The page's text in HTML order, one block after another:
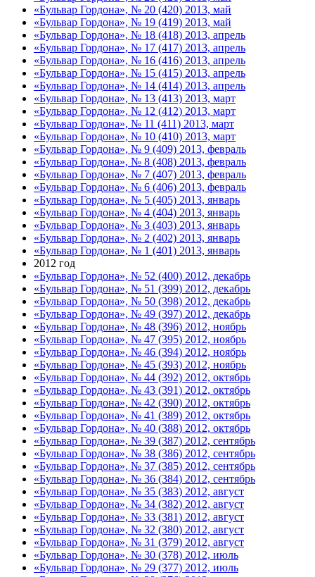
«Бульвар Гордона», № 20 (420) 2013, май
«Бульвар Гордона», № 19 (419) 2013, май
«Бульвар Гордона», № 18 (418) 2013, апрель
«Бульвар Гордона», № 17 (417) 2013, апрель
«Бульвар Гордона», № 16 (416) 2013, апрель
«Бульвар Гордона», № 15 (415) 2013, апрель
«Бульвар Гордона», № 14 (414) 2013, апрель
«Бульвар Гордона», № 13 (413) 2013, март
«Бульвар Гордона», № 12 (412) 2013, март
«Бульвар Гордона», № 11 (411) 2013, март
«Бульвар Гордона», № 10 (410) 2013, март
«Бульвар Гордона», № 9 (409) 2013, февраль
«Бульвар Гордона», № 8 (408) 2013, февраль
«Бульвар Гордона», № 7 (407) 2013, февраль
«Бульвар Гордона», № 6 (406) 2013, февраль
«Бульвар Гордона», № 5 (405) 2013, январь
«Бульвар Гордона», № 4 (404) 2013, январь
«Бульвар Гордона», № 3 (403) 2013, январь
«Бульвар Гордона», № 2 (402) 2013, январь
«Бульвар Гордона», № 1 (401) 2013, январь
2012 год
«Бульвар Гордона», № 52 (400) 2012, декабрь
«Бульвар Гордона», № 51 (399) 2012, декабрь
«Бульвар Гордона», № 50 (398) 2012, декабрь
«Бульвар Гордона», № 49 (397) 2012, декабрь
«Бульвар Гордона», № 48 (396) 2012, ноябрь
«Бульвар Гордона», № 47 (395) 2012, ноябрь
«Бульвар Гордона», № 46 (394) 2012, ноябрь
«Бульвар Гордона», № 45 (393) 2012, ноябрь
«Бульвар Гордона», № 44 (392) 2012, октябрь
«Бульвар Гордона», № 43 (391) 2012, октябрь
«Бульвар Гордона», № 42 (390) 2012, октябрь
«Бульвар Гордона», № 41 (389) 2012, октябрь
«Бульвар Гордона», № 40 (388) 2012, октябрь
«Бульвар Гордона», № 39 (387) 2012, сентябрь
«Бульвар Гордона», № 38 (386) 2012, сентябрь
«Бульвар Гордона», № 37 (385) 2012, сентябрь
«Бульвар Гордона», № 36 (384) 2012, сентябрь
«Бульвар Гордона», № 35 (383) 2012, август
«Бульвар Гордона», № 34 (382) 2012, август
«Бульвар Гордона», № 33 (381) 2012, август
«Бульвар Гордона», № 32 (380) 2012, август
«Бульвар Гордона», № 31 (379) 2012, август
«Бульвар Гордона», № 30 (378) 2012, июль
«Бульвар Гордона», № 29 (377) 2012, июль